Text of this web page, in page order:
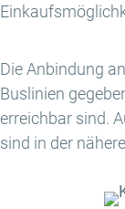
Die Anbindung
Buslinien
erreichbar sind.
sind in der